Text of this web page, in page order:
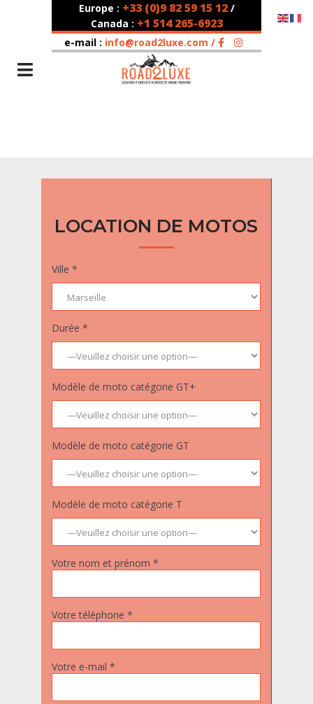
Europe : +33 (0)9 82 59 15 12 /
Canada : +1 514 265-6923
e-mail : info@road2luxe.com /
LOCATION DE MOTOS
Ville *
Durée *
Modèle de moto catégorie GT+
Modèle de moto catégorie GT
Modèle de moto catégorie T
Votre nom et prénom *
Votre téléphone *
Votre e-mail *